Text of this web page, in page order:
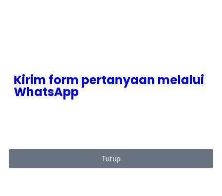
Kirim form pertanyaan melalui
WhatsApp
Tutup